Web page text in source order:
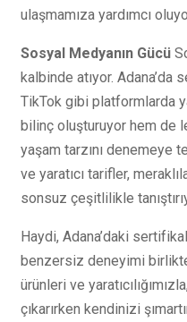
ulaşmamıza yardımcı
Sosyal Medyanın Gücü
kalbinde atıyor. Adana’da
TikTok gibi platformlarda
bilinç oluşturuyor hem de
yaşam tarzını denemeye
ve yaratıcı tarifler,
sonsuz çeşitlilikle
Haydi, Adana’daki
benzersiz deneyimi
ürünleri ve
çıkarırken kendinizi